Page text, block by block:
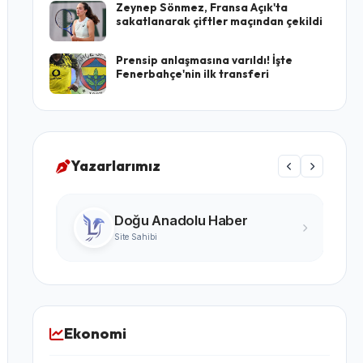
Zeynep Sönmez, Fransa Açık'ta
sakatlanarak çiftler maçından çekildi
Prensip anlaşmasına varıldı! İşte
Fenerbahçe'nin ilk transferi
Yazarlarımız
Turgay Karabıyık
Ünlü Yazar
Ekonomi